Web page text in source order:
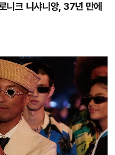
니크 니샤니앙, 37년 만에